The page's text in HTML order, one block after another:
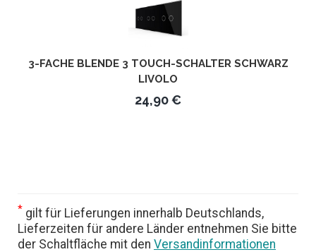
3-FACHE BLENDE 3 TOUCH-SCHALTER SCHWARZ
LIVOLO
24,90 €
* gilt für Lieferungen innerhalb Deutschlands,
Lieferzeiten für andere Länder entnehmen Sie bitte
der Schaltfläche mit den Versandinformationen